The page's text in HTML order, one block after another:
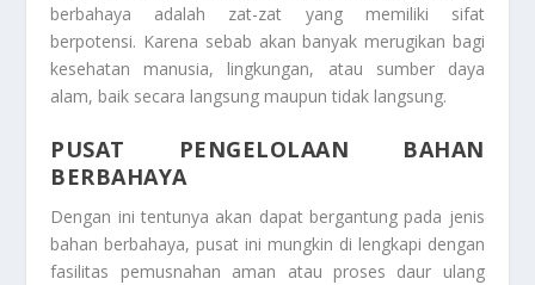
berbahaya adalah zat-zat yang memiliki sifat
berpotensi. Karena sebab akan banyak merugikan bagi
kesehatan manusia, lingkungan, atau sumber daya
alam, baik secara langsung maupun tidak langsung.
PUSAT PENGELOLAAN BAHAN
BERBAHAYA
Dengan ini tentunya akan dapat bergantung pada jenis
bahan berbahaya, pusat ini mungkin di lengkapi dengan
fasilitas pemusnahan aman atau proses daur ulang